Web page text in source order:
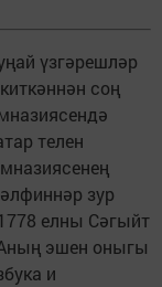
үзгәрешләр
соң
телен
зур
елны Сәгыйт
эшен оныгы
и